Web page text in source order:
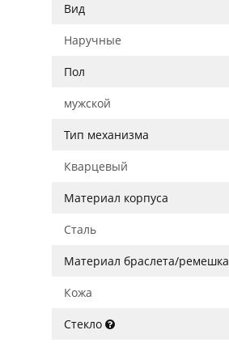
Вид
Наручные
Пол
мужской
Тип механизма
Кварцевый
Материал корпуса
Сталь
Материал браслета/ремешка
Кожа
Стекло